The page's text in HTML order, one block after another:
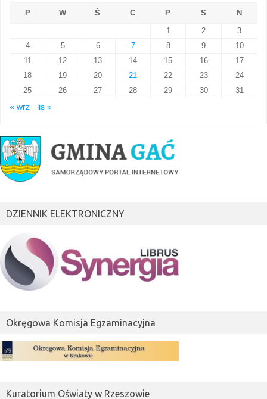
P
W Ś C P S
N
1
2
3
4
5 6 7 8 9
10
11
12 13 14 15 16
17
18
19 20 21 22 23
24
25
26 27 28 29 30
31
« wrz
lis »
DZIENNIK ELEKTRONICZNY
Okręgowa Komisja Egzaminacyjna
Kuratorium Oświaty w Rzeszowie